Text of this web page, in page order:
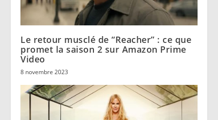
Le retour musclé de “Reacher” : ce que
promet la saison 2 sur Amazon Prime
Video
8 novembre 2023